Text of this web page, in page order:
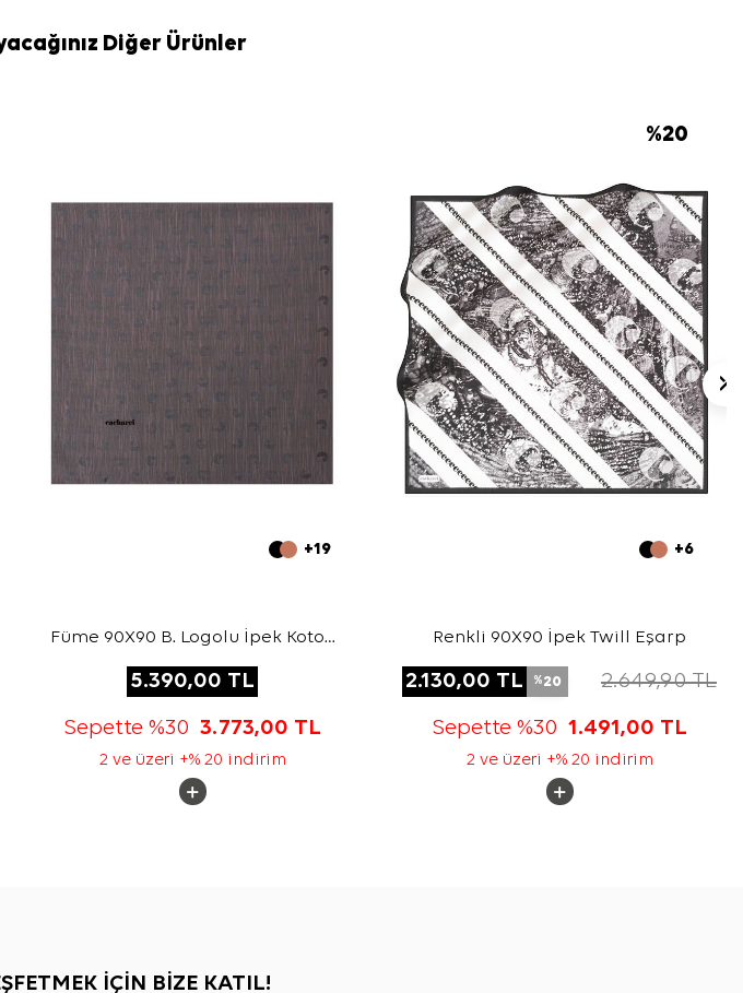
Yıkama ve bakım için ürün etiketindeki talimatları izleyiniz.
Kalitesi nedir?
Diğer Ürünler
+19
Füme 90X90 B. Logolu İpek Koton
5.390,00 TL
Sepette %30 3.773,00 TL
2 ve üzeri +% 20 indirim
%20
+6
Renkli 90X90 İpek Twill Eşarp
2.130,00 TL %20 2.649,90TL
Sepette %30 1.491,00 TL
2 ve üzeri +% 20 indirim
İÇİN BİZE KATIL!